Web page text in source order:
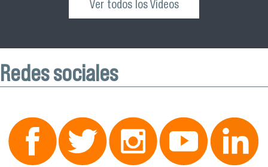
Ver todos los Videos
Redes sociales